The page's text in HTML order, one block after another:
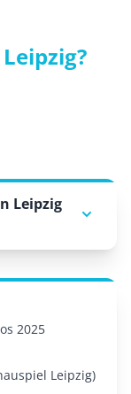
Leipzig
2025
Leipzig)